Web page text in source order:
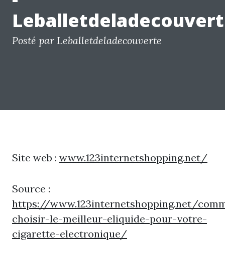
Posté par Leballetdeladecouverte
Site web : www.123internetshopping.net/
Source :
https://www.123internetshopping.net/
choisir-le-meilleur-eliquide-pour-votre-
cigarette-electronique/